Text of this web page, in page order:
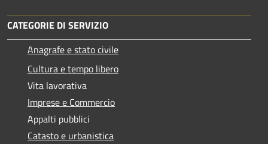
CATEGORIE DI SERVIZIO
Anagrafe e stato civile
Cultura e tempo libero
Vita lavorativa
Imprese e Commercio
Appalti pubblici
Catasto e urbanistica